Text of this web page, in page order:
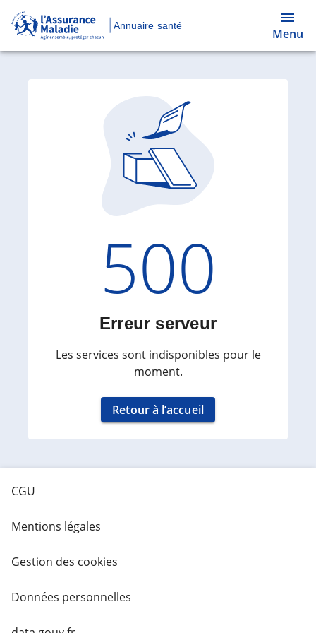
Annuaire santé
Menu
Code
500
Erreur serveur
Les services sont indisponibles pour le
moment.
Retour à l’accueil
CGU
Mentions légales
Gestion des cookies
Données personnelles